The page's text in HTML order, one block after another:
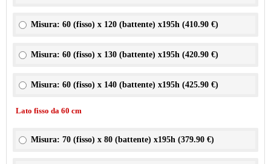
Misura: 60 (fisso) x 120 (battente) x195h (410.90 €)
Misura: 60 (fisso) x 130 (battente) x195h (420.90 €)
Misura: 60 (fisso) x 140 (battente) x195h (425.90 €)
Lato fisso da 60 cm
Misura: 70 (fisso) x 80 (battente) x195h (379.90 €)